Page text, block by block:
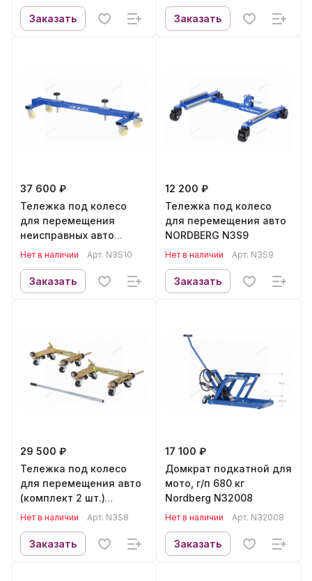
Заказать Заказать
37 600 ₽
Тележка под колесо
для перемещения
неисправных авто
NORDBERG N3S10
Нет в наличии Арт. N3S10
Заказать
12 200 ₽
Тележка под колесо
для перемещения авто
NORDBERG N3S9
Нет в наличии Арт. N3S9
Заказать
29 500 ₽
Тележка под колесо
для перемещения авто
(комплект 2 шт.)
NORDBERG N3S8
Нет в наличии Арт. N3S8
Заказать
17 100 ₽
Домкрат подкатной для
мото, г/п 680 кг
Nordberg N32008
Нет в наличии Арт. N32008
Заказать